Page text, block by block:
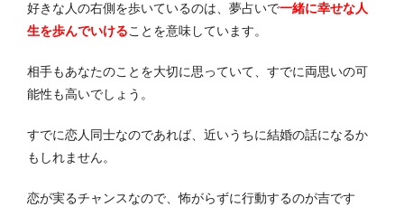
好きな人の右側を歩いているのは、夢占いで一緒に幸せな人
生を歩んでいけることを意味しています。
相手もあなたのことを大切に思っていて、すでに両思いの可
能性も高いでしょう。
すでに恋人同士なのであれば、近いうちに結婚の話になるか
もしれません。
恋が実るチャンスなので、怖がらずに行動するのが吉です